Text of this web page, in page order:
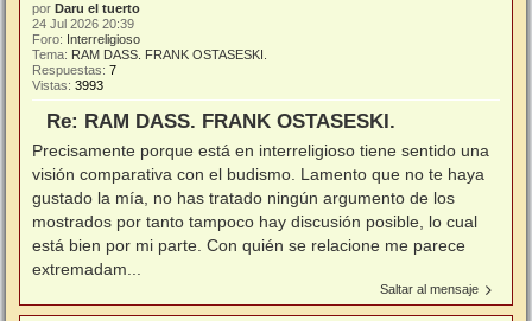
por Daru el tuerto
24 Jul 2026 20:39
Foro: Interreligioso
Tema: RAM DASS. FRANK OSTASESKI.
Respuestas: 7
Vistas: 3993
Re: RAM DASS. FRANK OSTASESKI.
Precisamente porque está en interreligioso tiene sentido una
visión comparativa con el budismo. Lamento que no te haya
gustado la mía, no has tratado ningún argumento de los
mostrados por tanto tampoco hay discusión posible, lo cual
está bien por mi parte. Con quién se relacione me parece
extremadam...
Saltar al mensaje